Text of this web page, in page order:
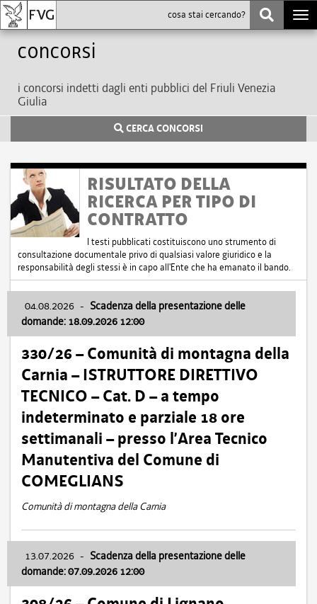
Concorsi
i concorsi indetti dagli enti pubblici del Friuli Venezia
Giulia
CERCA CONCORSI
RISULTATO DELLA
RICERCA PER TIPO DI
CONTRATTO
I testi pubblicati costituiscono uno strumento di
consultazione documentale privo di qualsiasi valore giuridico e la
responsabilità degli stessi è in capo all'Ente che ha emanato il bando.
04.08.2026 - Scadenza della presentazione delle
domande: 18.09.2026 12:00
330/26 – Comunità di montagna della
Carnia – ISTRUTTORE DIRETTIVO
TECNICO – Cat. D – a tempo
indeterminato e parziale 18 ore
settimanali – presso l’Area Tecnico
Manutentiva del Comune di
COMEGLIANS
Comunità di montagna della Carnia
13.07.2026 - Scadenza della presentazione delle
domande: 07.09.2026 12:00